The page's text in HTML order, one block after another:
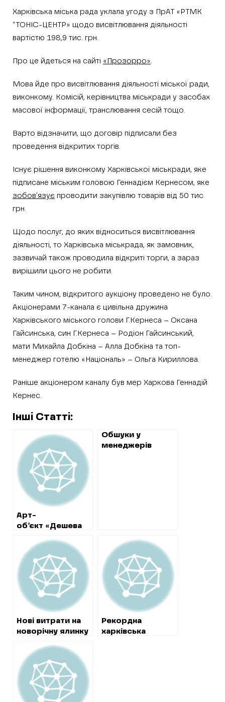
Харківська міська рада уклала угоду з ПрАТ «РТМК
“ТОНІС-ЦЕНТР» щодо висвітлювання діяльності
вартістю 198,9 тис. грн.
Про це йдеться на сайті «Прозорро».
Мова йде про висвітлювання діяльності міської ради,
виконкому. Комісій, керівництва міськради у засобах
масової інформації, транслювання сесій тощо.
Варто відзначити, що договір підписали без
проведення відкритих торгів.
Існує рішення виконкому Харківської міськради, яке
підписане міським головою Геннадієм Кернесом, яке
зобов’язує проводити закупівлю товарів від 50 тис.
грн.
Щодо послуг, до яких відноситься висвітлювання
діяльності, то Харківська міськрада, як замовник,
зазвичай також проводила відкриті торги, а зараз
вирішили цього не робити.
Таким чином, відкритого аукціону проведено не було.
Акціонерами 7-канала є цивільна дружина
Харківського міського голови Г.Кернеса – Оксана
Гайсинська, син Г.Кернеса – Родіон Гайсинський,
мати Михайла Добкіна – Алла Добкіна та топ-
менеджер готелю «Національ» – Ольга Кириллова.
Раніше акціонером каналу був мер Харкова Геннадій
Кернес.
Інші Статті:
Арт-
об’єкт «Дешева
у Кернеса»
Обшуки у
менеджерів
Нові витрати на
новорічну ялинку
тисяч на монтаж
та охорону
Рекордна
харківська